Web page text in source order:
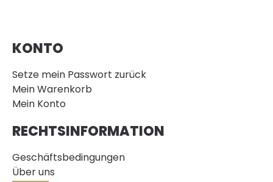
KONTO
Setze mein Passwort zurück
Mein Warenkorb
Mein Konto
RECHTSINFORMATION
Geschäftsbedingungen
Über uns